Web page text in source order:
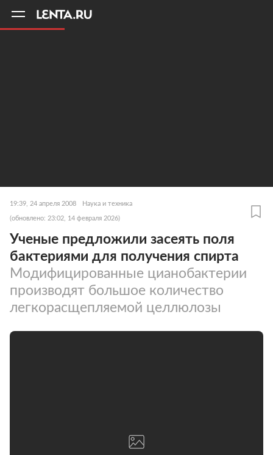
19:39, 24 апреля 2008 Наука и техника
(обновлено: 23:02, 14 февраля 2026)
Ученые предложили засеять поля
бактериями для получения спирта
Модифицированные цианобактерии
производят большое количество
легкорасщепляемой целлюлозы